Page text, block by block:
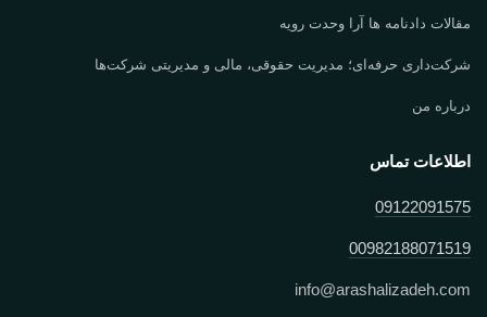
مقالات دادنامه ها آرا وحدت رویه
شرکت‌داری حرفه‌ای؛ مدیریت حقوقی، مالی و مدیریتی شرکت‌ها
درباره من
اطلاعات تماس
09122091575
00982188071519
info@arashalizadeh.com